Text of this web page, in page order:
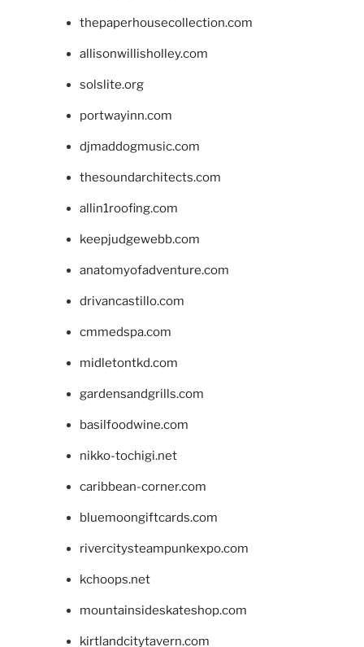
thepaperhousecollection.com
allisonwillisholley.com
solslite.org
portwayinn.com
djmaddogmusic.com
thesoundarchitects.com
allin1roofing.com
keepjudgewebb.com
anatomyofadventure.com
drivancastillo.com
cmmedspa.com
midletontkd.com
gardensandgrills.com
basilfoodwine.com
nikko-tochigi.net
caribbean-corner.com
bluemoongiftcards.com
rivercitysteampunkexpo.com
kchoops.net
mountainsideskateshop.com
kirtlandcitytavern.com